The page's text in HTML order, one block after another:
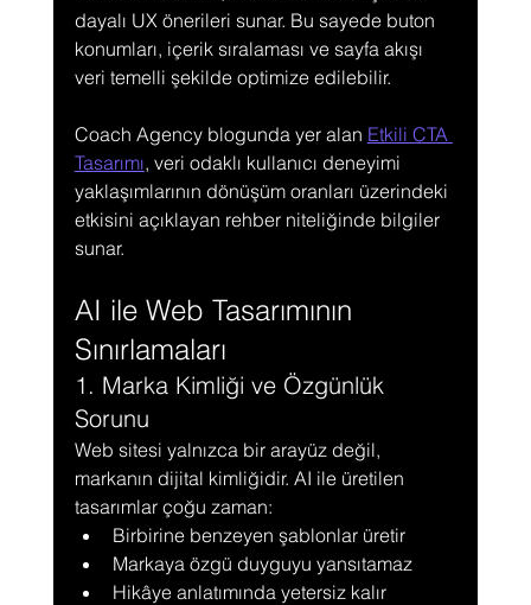
dayalı UX önerileri sunar. Bu sayede buton
konumları, içerik sıralaması ve sayfa akışı
veri temelli şekilde optimize edilebilir.
Coach Agency blogunda yer alan Etkili CTA
Tasarımı, veri odaklı kullanıcı deneyimi
yaklaşımlarının dönüşüm oranları üzerindeki
etkisini açıklayan rehber niteliğinde bilgiler
sunar.
AI ile Web Tasarımının
Sınırlamaları
1. Marka Kimliği ve Özgünlük
Sorunu
Web sitesi yalnızca bir arayüz değil,
markanın dijital kimliğidir. AI ile üretilen
tasarımlar çoğu zaman:
Birbirine benzeyen şablonlar üretir
Markaya özgü duyguyu yansıtamaz
Hikâye anlatımında yetersiz kalır